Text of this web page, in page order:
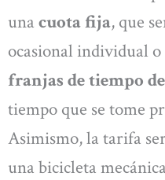
una cuota fija, que
ocasional individual
franjas de tiempo
tiempo que se tome
Asimismo, la tarifa
una bicicleta